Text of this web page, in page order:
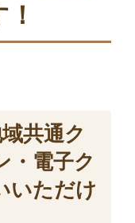
共通ク
・電子ク
いただけ